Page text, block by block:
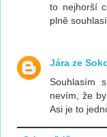
to nejhorší
plně
Jára ze
Souhlasím
nevím, že
Asi je to